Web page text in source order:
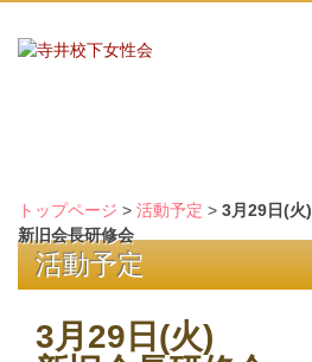
トップページ > 活動予定 > 3月29日(火)
新旧会長研修会
活動予定
3月29日(火)